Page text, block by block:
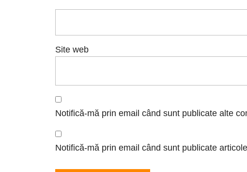
Site web
Notifică-mă prin email când sunt publicate alte
Notifică-mă prin email când sunt publicate